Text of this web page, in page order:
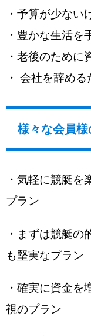
・予算が少ない
・豊かな生活を
・老後のために
・ 会社を辞め
様々な会員様
・気軽に競艇
プラン
・まずは競艇
も堅実なプラン
・確実に資金
視のプラン